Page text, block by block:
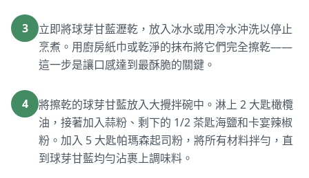
3
立即將球芽甘藍瀝乾，放入冰水或用冷水沖洗以停止
烹煮。用廚房紙巾或乾淨的抹布將它們完全擦乾——
這一步是讓口感達到最酥脆的關鍵。
4
將擦乾的球芽甘藍放入大攪拌碗中。淋上 2 大匙橄欖
油，接著加入蒜粉、剩下的 1/2 茶匙海鹽和卡宴辣椒
粉。加入 5 大匙帕瑪森起司粉，將所有材料拌勻，直
到球芽甘藍均勻沾裹上調味料。